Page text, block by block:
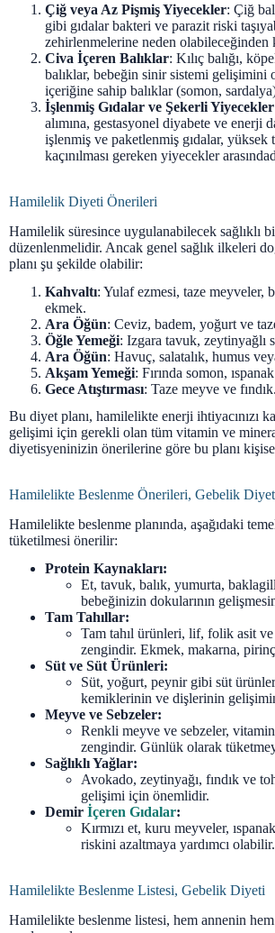
Çiğ veya Az Pişmiş Yiyecekler: Çiğ
gibi gıdalar bakteri ve parazit riski
zehirlenmelerine neden olabileceğinden
Civa İçeren Balıklar: Kılıç balığı,
balıklar, bebeğin sinir sistemi
içeriğine sahip balıklar (somon,
İşlenmiş Gıdalar ve Şekerli Yiyecekler
alımına, gestasyonel diyabete ve enerji
işlenmiş ve paketlenmiş gıdalar,
kaçınılması gereken yiyecekler
Hamilelik Diyeti Önerileri
Hamilelik süresince uygulanabilecek sağlıklı
düzenlenmelidir. Ancak genel sağlık ilkeleri
planı şu şekilde olabilir:
Kahvaltı: Yulaf ezmesi, taze meyveler,
ekmek.
Ara Öğün: Ceviz, badem, yoğurt ve
Öğle Yemeği: Izgara tavuk, zeytinyağlı
Ara Öğün: Havuç, salatalık, humus
Akşam Yemeği: Fırında somon,
Gece Atıştırması: Taze meyve ve fındık.
Bu diyet planı, hamilelikte enerji ihtiyacınızı
gelişimi için gerekli olan tüm vitamin ve
diyetisyeninizin önerilerine göre bu planı
Hamilelikte Beslenme Önerileri, Gebelik
Hamilelikte beslenme planında, aşağıdaki
tüketilmesi önerilir:
Protein Kaynakları:
Et, tavuk, balık, yumurta,
bebeğinizin dokularının
Tam Tahıllar:
Tam tahıl ürünleri, lif, folik asit ve
zengindir. Ekmek, makarna,
Süt ve Süt Ürünleri:
Süt, yoğurt, peynir gibi süt
kemiklerinin ve dişlerinin
Meyve ve Sebzeler:
Renkli meyve ve sebzeler,
zengindir. Günlük olarak
Sağlıklı Yağlar:
Avokado, zeytinyağı, fındık ve
gelişimi için önemlidir.
Demir İçeren Gıdalar:
Kırmızı et, kuru meyveler,
riskini azaltmaya yardımcı olabilir.
Hamilelikte Beslenme Listesi, Gebelik Diyeti
Hamilelikte beslenme listesi, hem annenin